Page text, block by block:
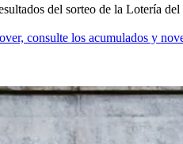
del sorteo de la Lotería del
consulte los acumulados y